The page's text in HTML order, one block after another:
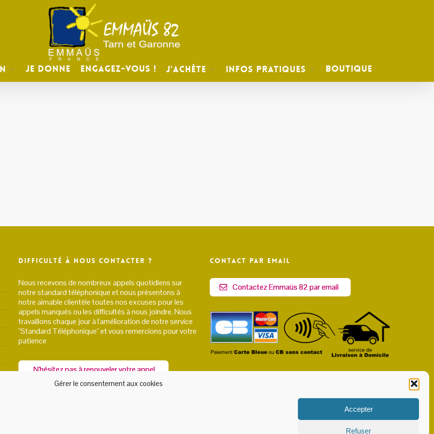
Gérer le consentement aux cookies
Accepter
Refuser
Je donne Engagez-vous ! J’achète Infos Pratiques Boutique
Difficulté à nous contacter ?
Nous recevons de nombreux appels quotidiens sur
notre standard téléphonique et nous présentons à
notre aimable clientèle toutes nos excuses pour les
appels manqués ou les difficultés à nous joindre. Nous
travaillons chaque jour à l'amélioration de notre service
"Standard Téléphonique" et vous remercions pour votre
patience
N'hésitez pas à renouveler votre appel,
ou joignez nous par email.
Contact par email
Contactez Emmaüs 82 par email